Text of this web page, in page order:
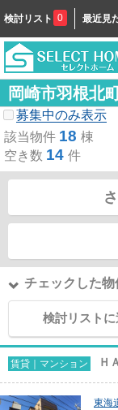
検討リスト 0 最近見
岡崎市羽根北
募集中のみ表示
該当物件 18 棟
空き数 14 件
チェックした
検討リストに
賃貸｜マンション Ｈ
東海